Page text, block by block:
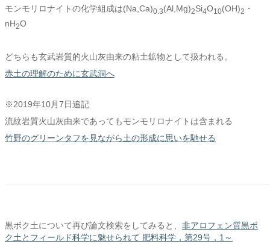
モンモリロナイトの化学組成は(Na,Ca)0.3(Al,Mg)2Si4O10(OH)2 ・
nH2O
どちらも玄武岩質的火山灰由来の粘土鉱物として扱われる。
赤土の理解のために玄武洞へ
※2019年10月7日追記
流紋岩質火山灰由来であってもモンモリロナイトは含まれる
竹野のグリーンタフを見ながら土の形成に思いを馳せる
黒ボク土について再び論文検索をしてみると、 非アロフェン質黒ボ
ク土とフィールド科学に魅せられて 肥料科学，第29号，1～